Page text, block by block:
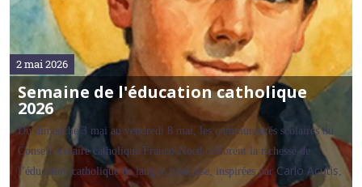
Semaine de l'éducation catholique
2026
2 mai 2026
Du dimanche 3 mai au vendredi 8 mai, les communautés scolaires du
Conseil scolaire catholique Franco‑Nord célèbrent la richesse de
l’éducation catholique de langue française, inspirées par Carlo Acutis,